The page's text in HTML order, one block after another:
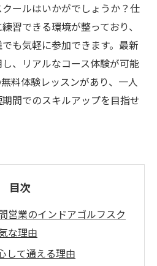
ールはいかがでしょうか？仕
習できる環境が整っており、
も気軽に参加できます。最新
、リアルなコース体験が可能
料体験レッスンがあり、一人
間でのスキルアップを目指せ
目次
営業のインドアゴルフスク
な理由
して通える理由